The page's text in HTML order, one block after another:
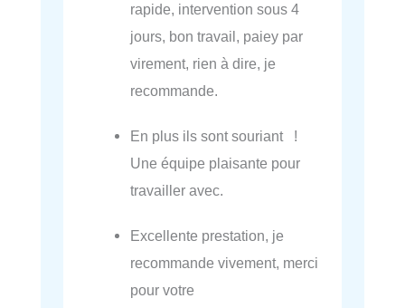
rapide, intervention sous 4
jours, bon travail, paiey par
virement, rien à dire, je
recommande.
En plus ils sont souriant !
Une équipe plaisante pour
travailler avec.
Excellente prestation, je
recommande vivement, merci
pour votre